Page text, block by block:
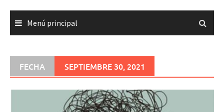
Menú principal
FECHA SEPTIEMBRE 30, 2021